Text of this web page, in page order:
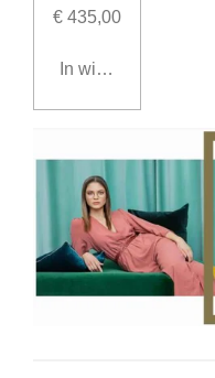
€ 435,00
In winkelwagen